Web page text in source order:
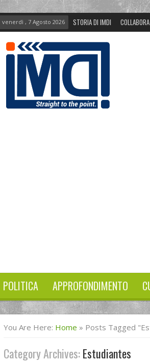
venerdì , 7 Agosto 2026 STORIA DI IMDI
POLITICA APPROFONDIMENTO
You Are Here: Home » Posts Tagged
Category Archives:Estudiantes